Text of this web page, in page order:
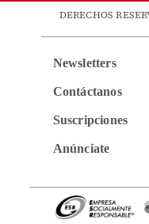
DERECHOS
Newsletters
Contáctanos
Suscripciones
Anúnciate